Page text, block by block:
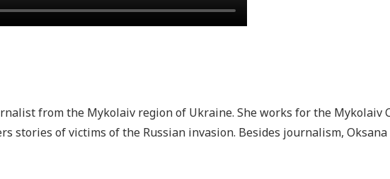
from the Mykolaiv region of Ukraine. She works for the Mykolaiv
stories of victims of the Russian invasion. Besides journalism,